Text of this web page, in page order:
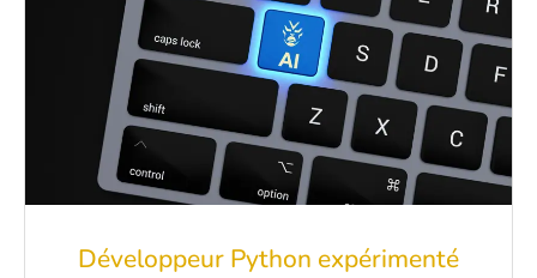
Développeur Python expérimenté